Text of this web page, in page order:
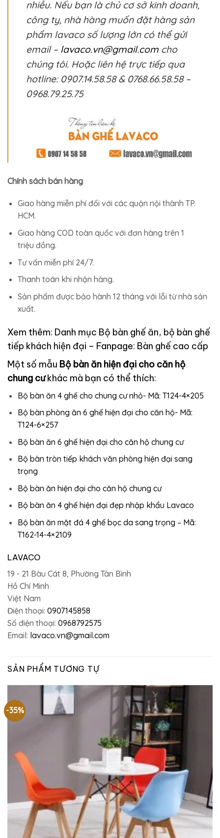
nhiều. Nếu bạn là chủ cơ sở kinh doanh,
công ty, nhà hàng muốn đặt hàng sản
phẩm lavaco số lượng lớn có thể gửi
email – lavaco.vn@gmail.com cho
chúng tôi. Hoặc liên hệ trực tiếp qua
hotline: 0907.14.58.58 & 0768.66.58.58 –
0968.79.25.75
Chính sách bán hàng
Giao hàng miễn phí đối với các quận nội thành TP.
HCM.
Giao hàng COD toàn quốc với đơn hàng trên 1
triệu đồng.
Tư vấn miễn phí 24/7.
Thanh toán khi nhận hàng.
Sản phẩm được bảo hành 12 tháng với lỗi từ nhà sản
xuất.
Xem thêm: Danh mục Bộ bàn ghế ăn, bộ bàn ghế
tiếp khách hiện đại – Fanpage: Bàn ghế cao cấp
Một số mẫu Bộ bàn ăn hiện đại cho căn hộ
chung cưkhác mà bạn có thể thích:
Bộ bàn ăn 4 ghế cho chung cư nhỏ- Mã: T124-4×205
Bộ bàn phòng ăn 6 ghế hiện đại cho căn hộ- Mã:
T124-6×257
Bộ bàn ăn 6 ghế hiện đại cho căn hộ chung cư
Bộ bàn tròn tiếp khách văn phòng hiện đại sang
trọng
Bộ bàn ăn hiện đại cho căn hộ chung cư
Bộ bàn ăn 4 ghế hiện đại đẹp nhập khẩu Lavaco
Bộ bàn ăn mặt đá 4 ghế bọc da sang trọng – Mã:
T162-14-4×2109
LAVACO
19 - 21 Bàu Cát 8, Phường Tân Bình
Hồ Chí Minh
Việt Nam
Điện thoại: 0907145858
Số điện thoại: 0968792575
Email: lavaco.vn@gmail.com
SẢN PHẨM TƯƠNG TỰ
-35%